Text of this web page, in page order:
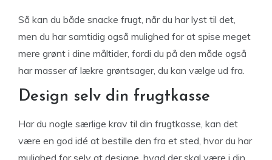
Så kan du både snacke frugt, når du har lyst til det,
men du har samtidig også mulighed for at spise meget
mere grønt i dine måltider, fordi du på den måde også
har masser af lækre grøntsager, du kan vælge ud fra.
Design selv din frugtkasse
Har du nogle særlige krav til din frugtkasse, kan det
være en god idé at bestille den fra et sted, hvor du har
mulighed for selv at designe, hvad der skal være i din